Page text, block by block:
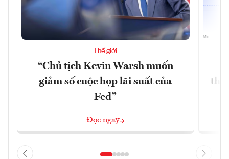
Thế giới
“Chủ tịch Kevin Warsh muốn
giảm số cuộc họp lãi suất của
Fed”
Đọc ngay